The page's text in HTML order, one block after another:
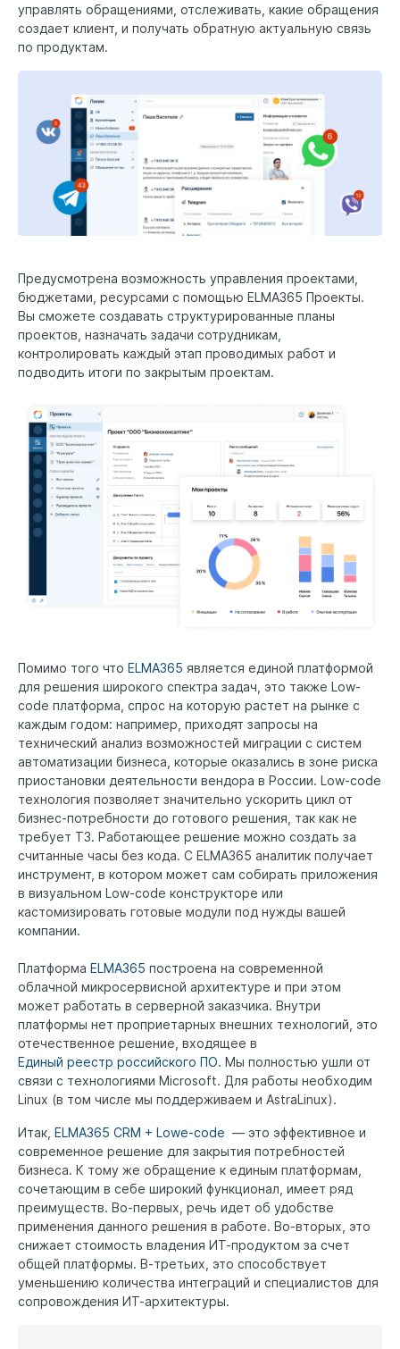
управлять обращениями, отслеживать, какие обращения
создает клиент, и получать обратную актуальную связь
по продуктам.
Предусмотрена возможность управления проектами,
бюджетами, ресурсами с помощью ELMA365 Проекты.
Вы сможете создавать структурированные планы
проектов, назначать задачи сотрудникам,
контролировать каждый этап проводимых работ и
подводить итоги по закрытым проектам.
Помимо того что ELMA365 является единой платформой
для решения широкого спектра задач, это также Low-
code платформа, спрос на которую растет на рынке с
каждым годом: например, приходят запросы на
технический анализ возможностей миграции с систем
автоматизации бизнеса, которые оказались в зоне риска
приостановки деятельности вендора в России. Low-code
технология позволяет значительно ускорить цикл от
бизнес-потребности до готового решения, так как не
требует ТЗ. Работающее решение можно создать за
считанные часы без кода. С ELMA365 аналитик получает
инструмент, в котором может сам собирать приложения
в визуальном Low-code конструкторе или
кастомизировать готовые модули под нужды вашей
компании.
Платформа ELMA365 построена на современной
облачной микросервисной архитектуре и при этом
может работать в серверной заказчика. Внутри
платформы нет проприетарных внешних технологий, это
отечественное решение, входящее в
Единый реестр российского ПО. Мы полностью ушли от
связи с технологиями Microsoft. Для работы необходим
Linux (в том числе мы поддерживаем и AstraLinux).
Итак, ELMA365 CRM + Lowe-code — это эффективное и
современное решение для закрытия потребностей
бизнеса. К тому же обращение к единым платформам,
сочетающим в себе широкий функционал, имеет ряд
преимуществ. Во-первых, речь идет об удобстве
применения данного решения в работе. Во-вторых, это
снижает стоимость владения ИТ-продуктом за счет
общей платформы. В-третьих, это способствует
уменьшению количества интеграций и специалистов для
сопровождения ИТ-архитектуры.